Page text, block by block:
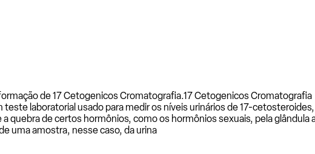
de 17 Cetogenicos Cromatografia.17 Cetogenicos Cromatografia
laboratorial usado para medir os níveis urinários de 17-
quebra de certos hormônios, como os hormônios sexuais, pela
uma amostra, nesse caso, da urina